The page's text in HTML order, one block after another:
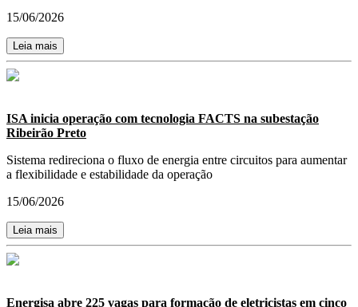
15/06/2026
Leia mais
ISA inicia operação com tecnologia FACTS na subestação
Ribeirão Preto
Sistema redireciona o fluxo de energia entre circuitos para aumentar
a flexibilidade e estabilidade da operação
15/06/2026
Leia mais
Energisa abre 225 vagas para formação de eletricistas em cinco